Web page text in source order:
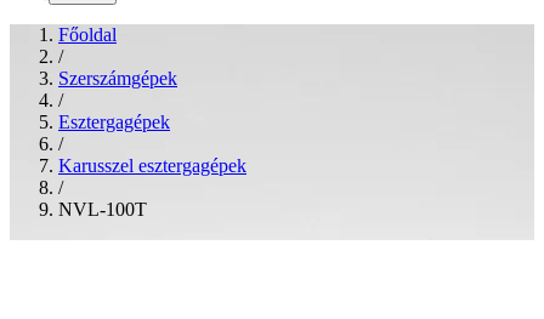
Főoldal
/
Szerszámgépek
/
Esztergagépek
/
Karusszel esztergagépek
/
NVL-100T